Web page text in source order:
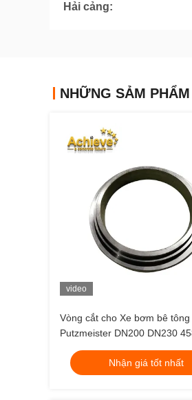
Hải cảng:
video
Vòng cắt cho Xe bơm bê tông
Putzmeister DN200 DN230
494520
Nhận giá tốt nhất